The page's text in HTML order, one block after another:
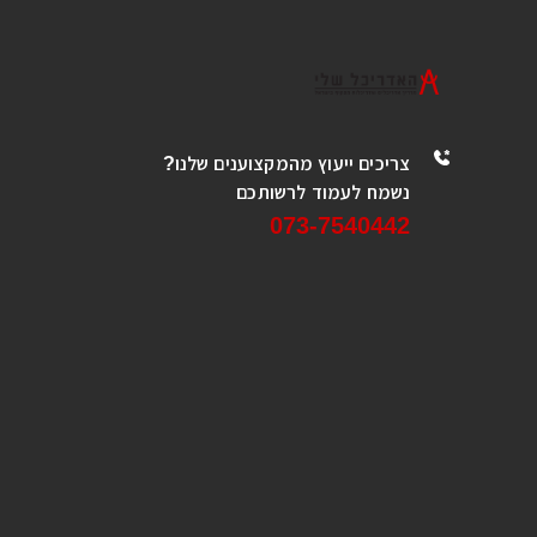
צריכים ייעוץ מהמקצוענים שלנו?
נשמח לעמוד לרשותכם
073-7540442